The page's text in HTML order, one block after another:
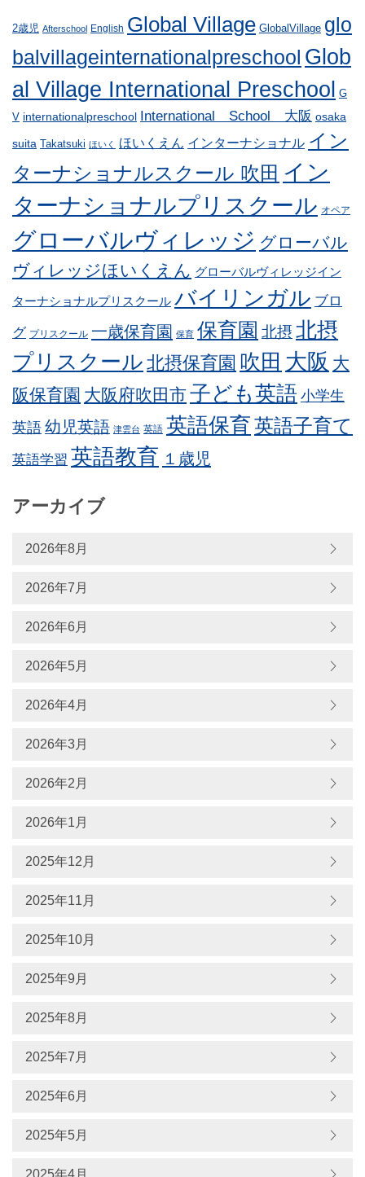
2歳児 Afterschool English Global Village GlobalVillage glo
balvillageinternationalpreschool Glob
al Village International Preschool G
V internationalpreschool International School 大阪 osaka
suita Takatsuki ほいく ほいくえん インターナショナル イン
ターナショナルスクール 吹田 イン
ターナショナルプリスクール オペア
グローバルヴィレッジ グローバル
ヴィレッジほいくえん グローバルヴィレッジイン
ターナショナルプリスクール バイリンガル ブロ
グ プリスクール 一歳保育園 保育 保育園 北摂 北摂
プリスクール 北摂保育園 吹田 大阪 大
阪保育園 大阪府吹田市子ども英語 小学生
英語幼児英語 津雲台 英語 英語保育英語子育て
英語学習 英語教育 １歳児
アーカイブ
2026年8月
2026年7月
2026年6月
2026年5月
2026年4月
2026年3月
2026年2月
2026年1月
2025年12月
2025年11月
2025年10月
2025年9月
2025年8月
2025年7月
2025年6月
2025年5月
2025年4月